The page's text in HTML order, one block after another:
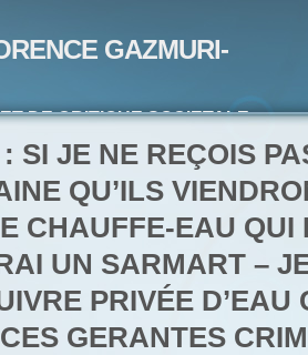
GAZMURI-
DE CRITIQUE SOCIETALE-
SI JE NE REÇOIS
QU’ILS
CHAUFFE-EAU QUI
UN SARMART –
PRIVÉE D’EAU
GERANTES